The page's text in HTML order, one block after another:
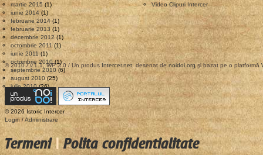
martie 2015 (1)
iunie 2014(1)
februarie 2014 (1)
februarie 2013(1)
decembrie 2012(1)
octombrie 2011(1)
iunie 2011 (1)
octombrie 2010(1)
septembrie 2010 (6)
august 2010(25)
iulie 2010(26)
Video Clipuri Intercer
© 2010 / v.1.1, WP 3.0 / Un produs Intercer.net, desenat denoidoi.org şi bazat pe o platformă
© 2026 Istoric Intercer
Login / Administrare
Termeni|Polita confidentialitate